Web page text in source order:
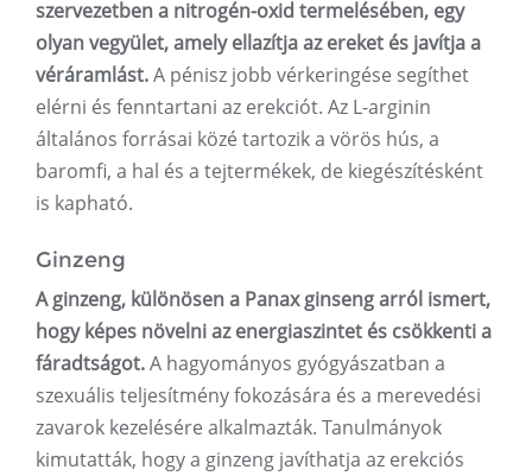
szervezetben a nitrogén-oxid termelésében, egy
olyan vegyület, amely ellazítja az ereket és javítja a
véráramlást.A pénisz jobb vérkeringése segíthet
elérni és fenntartani az erekciót. Az L-arginin
általános forrásai közé tartozik a vörös hús, a
baromfi, a hal és a tejtermékek, de kiegészítésként
is kapható.
Ginzeng
A ginzeng, különösen a Panax ginseng arról ismert,
hogy képes növelni az energiaszintet és csökkenti a
fáradtságot.A hagyományos gyógyászatban a
szexuális teljesítmény fokozására és a merevedési
zavarok kezelésére alkalmazták. Tanulmányok
kimutatták, hogy a ginzeng javíthatja az erekciós